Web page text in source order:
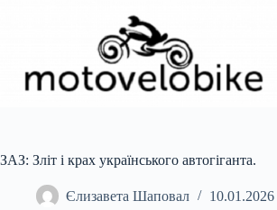
ЗАЗ: Зліт і крах українського автогіганта.
Єлизавета Шаповал 10.01.2026